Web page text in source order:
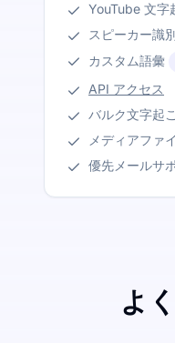
YouTube 文字
スピーカー識
カスタム語彙
API アクセス
バルク文字起
メディアファ
優先メールサ
よ